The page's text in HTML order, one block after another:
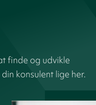
finde og udvikle
konsulent lige her.